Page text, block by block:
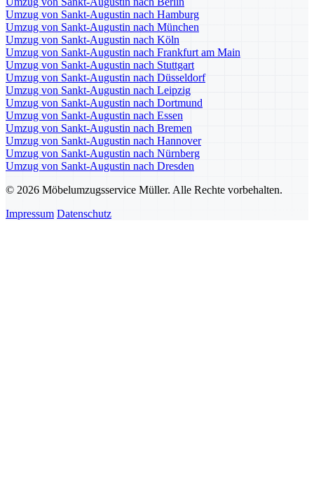
Umzug von Sankt-Augustin nach Hamburg
Umzug von Sankt-Augustin nach München
Umzug von Sankt-Augustin nach Köln
Umzug von Sankt-Augustin nach Frankfurt am Main
Umzug von Sankt-Augustin nach Stuttgart
Umzug von Sankt-Augustin nach Düsseldorf
Umzug von Sankt-Augustin nach Leipzig
Umzug von Sankt-Augustin nach Dortmund
Umzug von Sankt-Augustin nach Essen
Umzug von Sankt-Augustin nach Bremen
Umzug von Sankt-Augustin nach Hannover
Umzug von Sankt-Augustin nach Nürnberg
Umzug von Sankt-Augustin nach Dresden
© 2026 Möbelumzugsservice Müller. Alle Rechte vorbehalten.
Impressum Datenschutz